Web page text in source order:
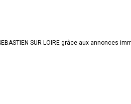
SUR LOIRE grâce aux annonces